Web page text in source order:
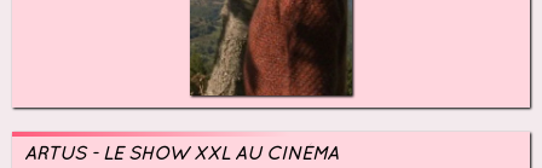
ARTUS - LE SHOW XXL AU CINÉMA